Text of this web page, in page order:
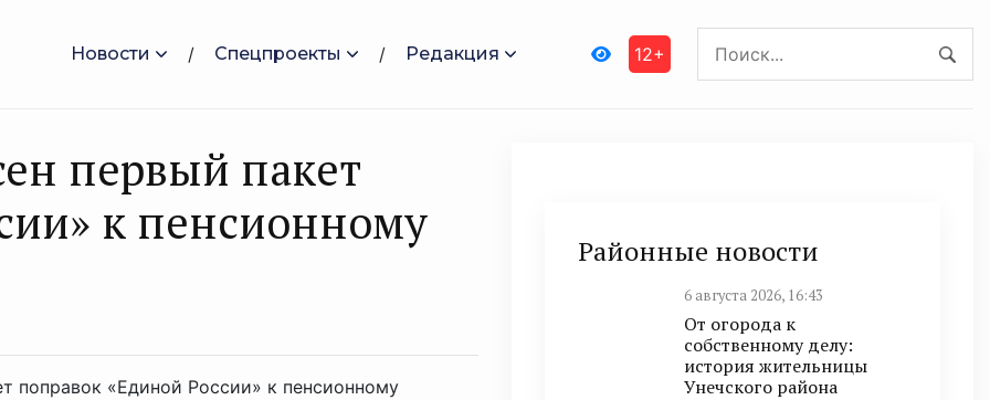
Новости Спецпроекты Редакция 12+
первый пакет
к пенсионному
поправок «Единой России» к пенсионному
Районные новости
6 августа 2026, 16:43
От огорода к
собственному делу:
история жительницы
Унечского района